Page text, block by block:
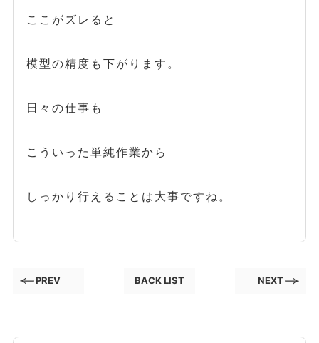
ここがズレると
模型の精度も下がります。
日々の仕事も
こういった単純作業から
しっかり行えることは大事ですね。
PREV BACK LIST NEXT